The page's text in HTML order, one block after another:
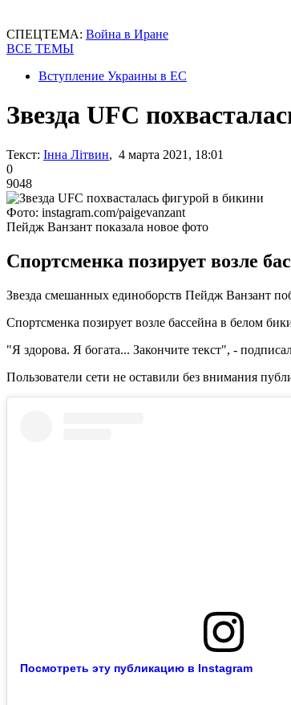
СПЕЦТЕМА: Война в Иране
ВСЕ ТЕМЫ
Вступление Украины в ЕС
Звезда UFC
Текст: Інна Літвин, 4 марта 2021, 18:01
0
9048
Фото: instagram.com/paigevanzant
Пейдж Ванзант показала новое фото
Спортсменка позирует возле
Звезда смешанных единоборств Пейдж Ванзант
Спортсменка позирует возле бассейна в белом
"Я здорова. Я богата... Закончите текст", -
Пользователи сети не оставили без внимания
Посмотреть эту публикацию в Instagram